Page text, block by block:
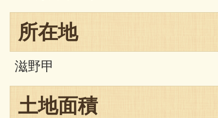
所在地
滋野甲
土地面積